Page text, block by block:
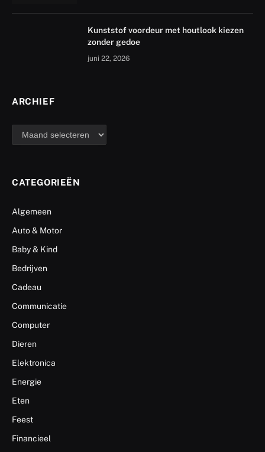
Kunststof voordeur met houtlook kiezen
zonder gedoe
juni 22, 2026
ARCHIEF
archief
CATEGORIEËN
Algemeen
Auto & Motor
Baby & Kind
Bedrijven
Cadeau
Communicatie
Computer
Dieren
Elektronica
Energie
Eten
Feest
Financieel